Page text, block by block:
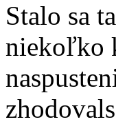
Stalo sa
niekoľko